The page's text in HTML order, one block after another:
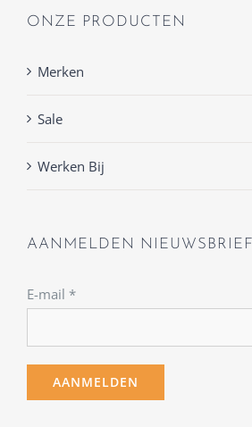
ONZE PRODUCTEN
Merken
Sale
Werken Bij
AANMELDEN NIEUWSBRIEF
E-mail *